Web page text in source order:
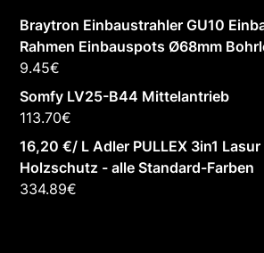
Braytron Einbaustrahler GU10
Rahmen Einbauspots Ø68mm
9.45€
Somfy LV25-B44 Mittelantrieb
113.70€
16,20 €/ L Adler PULLEX 3in1
Holzschutz - alle Standard-Farben
334.89€